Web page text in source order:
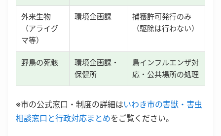
外来生物
（アライグ
マ等）
環境企画課
捕獲許可発行のみ
（駆除は行わない）
野鳥の死骸
環境企画課・
保健所
鳥インフルエンザ対
応・公共場所の処理
※市の公式窓口・制度の詳細はいわき市の害獣・害虫
相談窓口と行政対応まとめをご覧ください。